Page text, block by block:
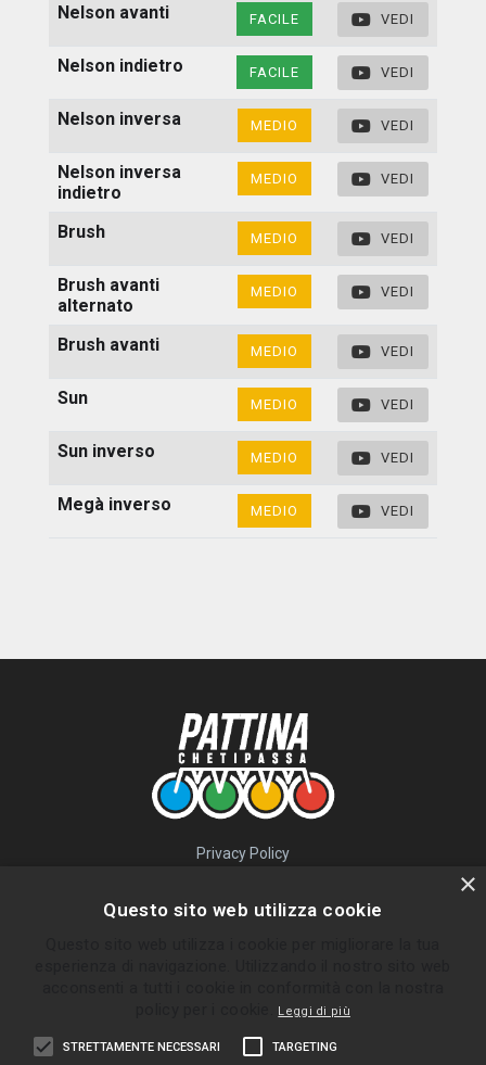
Nelson avanti FACILE VEDI
Nelson indietro FACILE VEDI
Nelson inversa MEDIO VEDI
Nelson inversa
indietro
MEDIO VEDI
Brush MEDIO VEDI
Brush avanti
alternato
MEDIO VEDI
Brush avanti MEDIO VEDI
Sun MEDIO VEDI
Sun inverso MEDIO VEDI
Megà inverso MEDIO VEDI
Privacy Policy
News
×
Questo sito web utilizza cookie
Leggi di più
STRETTAMENTE NECESSARI TARGETING